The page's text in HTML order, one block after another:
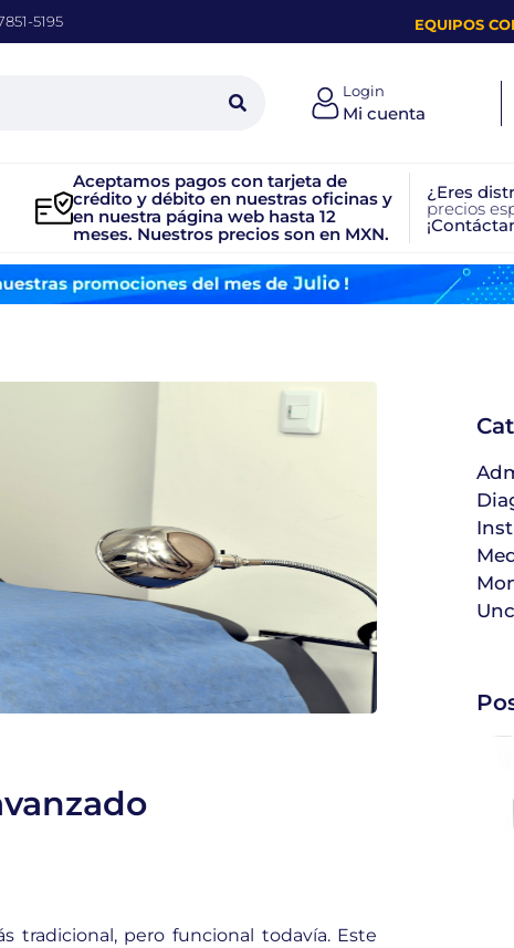
5195 EQUIPOS
Login
Mi cuenta
Aceptamos pagos con tarjeta de
crédito y débito en nuestras oficinas y
en nuestra página web hasta 12
meses. Nuestros precios son en MXN.
¿Eres
precios
tradicional, pero funcional todavía. Este